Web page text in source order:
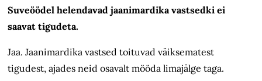
Suveöödel helendavad jaanimardika vastsedki ei
saavat tigudeta.
Jaa. Jaanimardika vastsed toituvad väiksematest
tigudest, ajades neid osavalt mööda limajälge taga.